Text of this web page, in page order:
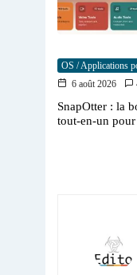
OS / Applications
6 août 2026
SnapOtter : la
tout-en-un